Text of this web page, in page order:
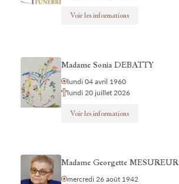
Voir les informations
Madame Sonia DEBATTY
lundi 04 avril 1960
lundi 20 juillet 2026
Voir les informations
Madame Georgette MESUREUR
mercredi 26 août 1942